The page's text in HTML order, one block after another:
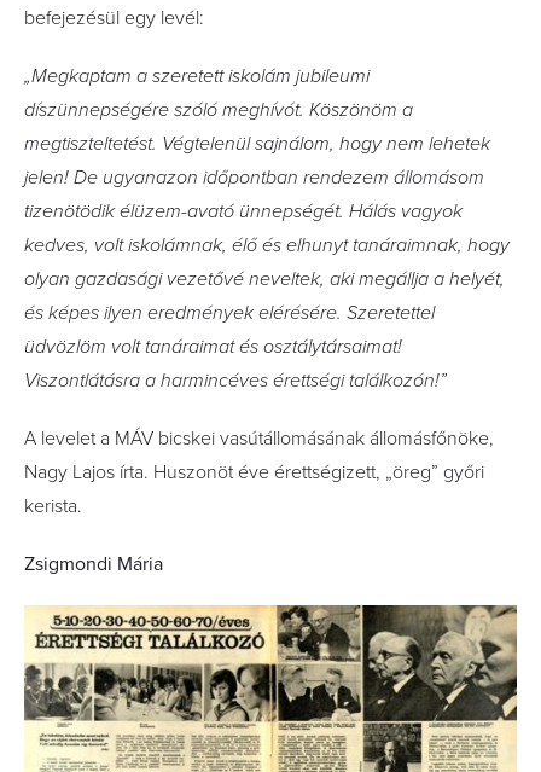
befejezésül egy levél:
„Megkaptam a szeretett iskolám jubileumi
díszünnepségére szóló meghívót. Köszönöm a
megtiszteltetést. Végtelenül sajnálom, hogy nem lehetek
jelen! De ugyanazon időpontban rendezem állomásom
tizenötödik élüzem-avató ünnepségét. Hálás vagyok
kedves, volt iskolámnak, élő és elhunyt tanáraimnak, hogy
olyan gazdasági vezetővé neveltek, aki megállja a helyét,
és képes ilyen eredmények elérésére. Szeretettel
üdvözlöm volt tanáraimat és osztálytársaimat!
Viszontlátásra a harmincéves érettségi találkozón!”
A levelet a MÁV bicskei vasútállomásának állomásfőnöke,
Nagy Lajos írta. Huszonöt éve érettségizett, „öreg” győri
kerista.
Zsigmondi Mária